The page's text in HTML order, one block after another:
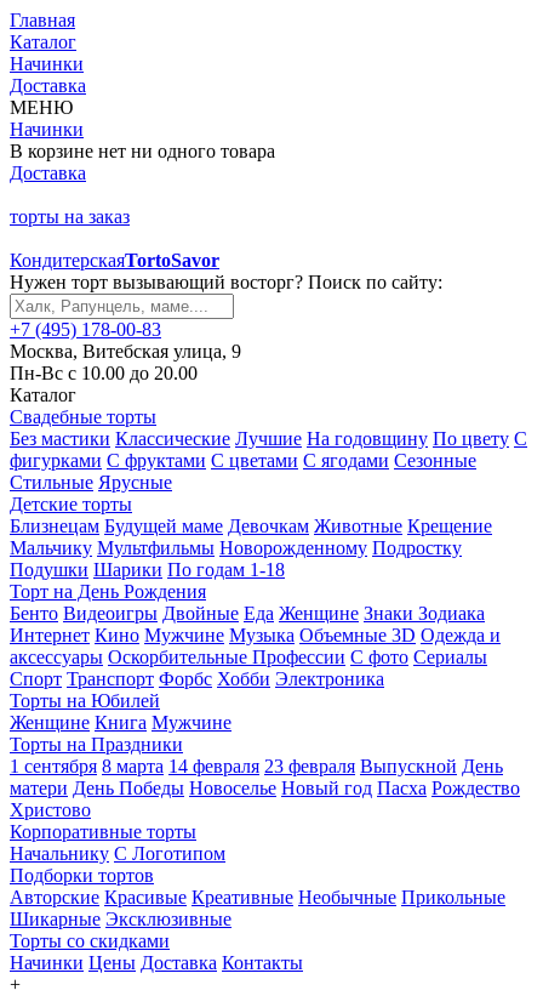
Главная
Каталог
Начинки
Доставка
МЕНЮ
Начинки
В корзине нет ни одного товара
Доставка
торты на заказ
КондитерскаяTortoSavor
Нужен торт вызывающий восторг? Поиск по сайту:
+7 (495) 178-00-83
Москва, Витебская улица, 9
Пн-Вс с 10.00 до 20.00
Каталог
Свадебные торты
Без мастики Классические Лучшие На годовщину По цвету С
фигурками С фруктами С цветами С ягодами Сезонные
Стильные Ярусные
Детские торты
Близнецам Будущей маме Девочкам Животные Крещение
Мальчику Мультфильмы Новорожденному Подростку
Подушки Шарики По годам 1-18
Торт на День Рождения
Бенто Видеоигры Двойные Еда Женщине Знаки Зодиака
Интернет Кино Мужчине Музыка Объемные 3D Одежда и
аксессуары Оскорбительные Профессии С фото Сериалы
Спорт Транспорт Форбс Хобби Электроника
Торты на Юбилей
Женщине Книга Мужчине
Торты на Праздники
1 сентября 8 марта 14 февраля 23 февраля Выпускной День
матери День Победы Новоселье Новый год Пасха Рождество
Христово
Корпоративные торты
Начальнику С Логотипом
Подборки тортов
Авторские Красивые Креативные Необычные Прикольные
Шикарные Эксклюзивные
Торты со скидками
Начинки Цены Доставка Контакты
+